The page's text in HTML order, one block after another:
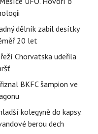
dělník zabil desítky
20 let
Chorvatska udeřila
BKFC šampion ve
kolegyně do kapsy.
berou dech